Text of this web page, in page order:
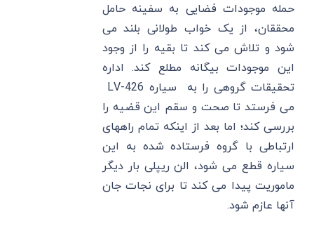
حمله موجودات فضایی به سفینه حامل
محققان، از یک خواب طولانی بلند می
شود و تلاش می کند تا بقیه را از وجود
این موجودات بیگانه مطلع کند. اداره
می فرستد تا صحت و سقم این قضیه را
بررسی کند؛ اما بعد از اینکه تمام راههای
ارتباطی با گروه فرستاده شده به این
سیاره قطع می شود، الن ریپلی بار دیگر
ماموریت پیدا می کند تا برای نجات جان
آنها عازم شود.